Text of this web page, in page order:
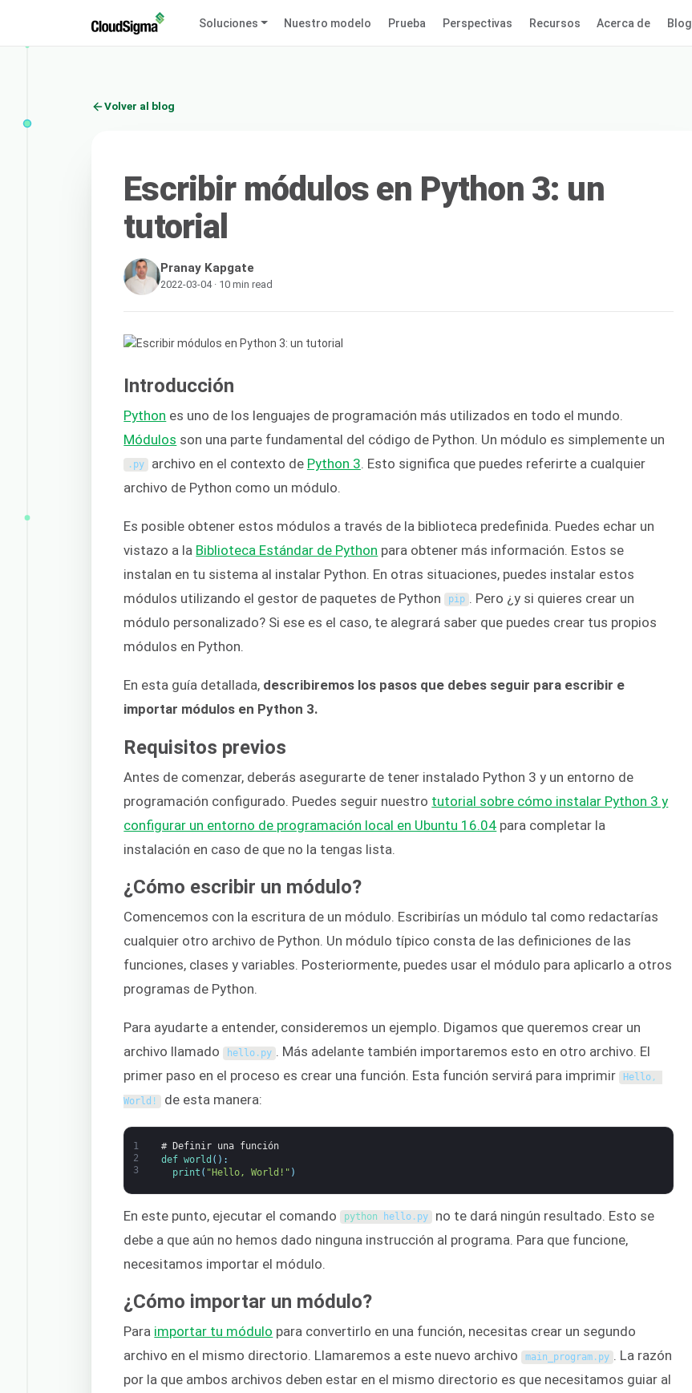
Soluciones Nuestro modelo Prueba Perspectivas Recursos Acerca de Blog
Volver al blog
Escribir módulos en Python 3: un
tutorial
Pranay Kapgate
2022-03-04 · 10 min read
Introducción
Python es uno de los lenguajes de programación más utilizados en todo el mundo.
Módulos son una parte fundamental del código de Python. Un módulo es simplemente un
. py archivo en el contexto de Python 3 . Esto significa que puedes referirte a cualquier
archivo de Python como un módulo.
Es posible obtener estos módulos a través de la biblioteca predefinida. Puedes echar un
vistazo a la Biblioteca Estándar de Python para obtener más información. Estos se
instalan en tu sistema al instalar Python. En otras situaciones, puedes instalar estos
módulos utilizando el gestor de paquetes de Python pip . Pero ¿y si quieres crear un
módulo personalizado? Si ese es el caso, te alegrará saber que puedes crear tus propios
módulos en Python.
En esta guía detallada, describiremos los pasos que debes seguir para escribir e
importar módulos en Python 3.
Requisitos previos
Antes de comenzar, deberás asegurarte de tener instalado Python 3 y un entorno de
programación configurado. Puedes seguir nuestro tutorial sobre cómo instalar Python 3 y
configurar un entorno de programación local en Ubuntu 16.04 para completar la
instalación en caso de que no la tengas lista.
¿Cómo escribir un módulo?
Comencemos con la escritura de un módulo. Escribirías un módulo tal como redactarías
cualquier otro archivo de Python. Un módulo típico consta de las definiciones de las
funciones, clases y variables. Posteriormente, puedes usar el módulo para aplicarlo a otros
programas de Python.
Para ayudarte a entender, consideremos un ejemplo. Digamos que queremos crear un
archivo llamado hello . py . Más adelante también importaremos esto en otro archivo. El
primer paso en el proceso es crear una función. Esta función servirá para imprimir Hello ,
World ! de esta manera:
1
2
3
# Definir una función
def world ( ) :
print ( "Hello, World!" )
En este punto, ejecutar el comando python hello . py no te dará ningún resultado. Esto se
debe a que aún no hemos dado ninguna instrucción al programa. Para que funcione,
necesitamos importar el módulo.
¿Cómo importar un módulo?
Para importar tu módulo para convertirlo en una función, necesitas crear un segundo
archivo en el mismo directorio. Llamaremos a este nuevo archivo main_program . py . La razón
por la que ambos archivos deben estar en el mismo directorio es que necesitamos guiar al